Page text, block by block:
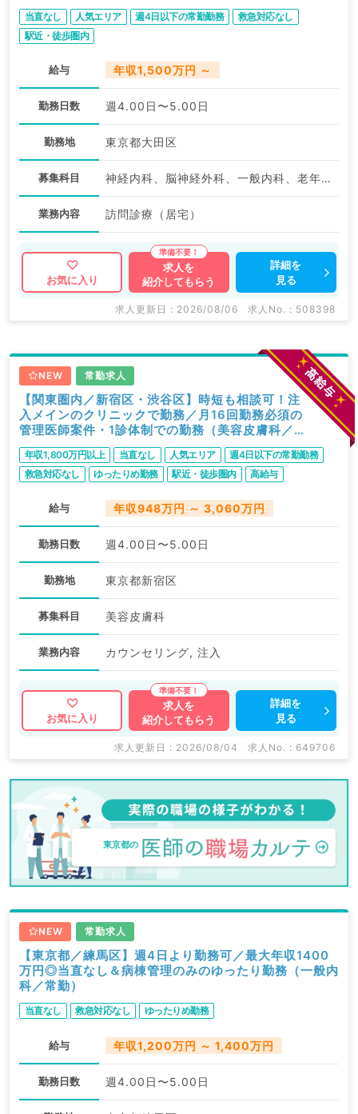
当直なし 人気エリア 週4日以下の常勤勤務
救急対応なし
駅近・徒歩圏内
給与 年収1,500万円 ～
勤務日数 週4.00日〜5.00日
勤務地 東京都大田区
募集科目 神経内科、脳神経外科、一般内科、老年内科、外科系全般、一般外科
業務内容 訪問診療（居宅）
お気に入り
求人を
紹介してもらう
詳細を
見る
求人更新日 : 2026/08/06 求人No. : 508398
NEW 常勤求人
【関東圏内／新宿区・渋谷区】時短も相談可！注
入メインのクリニックで勤務／月16回勤務必須の
管理医師案件・1診体制での勤務（美容皮膚科／常
勤）
年収1,800万円以上 当直なし 人気エリア
週4日以下の常勤勤務
救急対応なし
ゆったりめ勤務 駅近・徒歩圏内 高給与
給与 年収948万円 ～ 3,060万円
勤務日数 週4.00日〜5.00日
勤務地 東京都新宿区
募集科目 美容皮膚科
業務内容 カウンセリング, 注入
お気に入り
求人を
紹介してもらう
詳細を
見る
求人更新日 : 2026/08/04 求人No. : 649706
東京都の
NEW 常勤求人
【東京都／練馬区】週4日より勤務可／最大年収1400
万円◎当直なし＆病棟管理のみのゆったり勤務（一般内
科／常勤）
当直なし 救急対応なし ゆったりめ勤務
給与 年収1,200万円 ～ 1,400万円
勤務日数 週4.00日〜5.00日